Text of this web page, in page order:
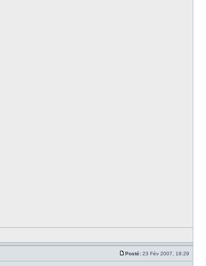
Posté: 23 Fév 2007, 18:29